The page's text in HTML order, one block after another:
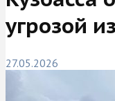
угрозой
27.05.2026